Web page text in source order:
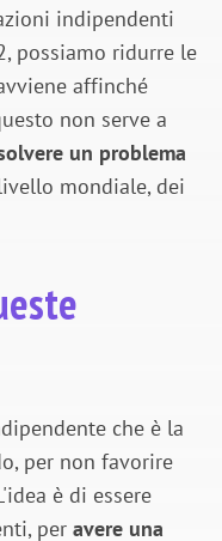
indipendenti
possiamo ridurre le
affinché
non serve a
un problema
mondiale, dei
che è la
per non favorire
è di essere
per avere una